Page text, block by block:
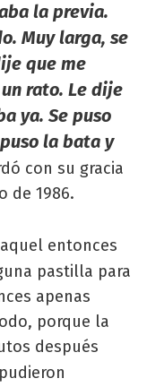
la previa.
Muy larga, se
que me
rato. Le dije
ya. Se puso
la bata y
con su gracia
de 1986.
entonces
pastilla para
apenas
porque la
después